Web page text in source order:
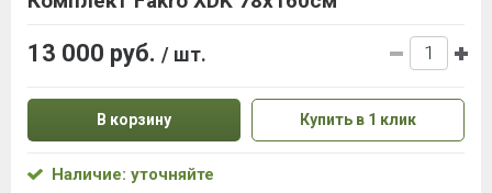
13 000 руб. / шт.
В корзину Купить в 1 клик
Наличие: уточняйте